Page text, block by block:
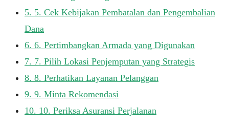
5. 5. Cek Kebijakan Pembatalan dan Pengembalian
Dana
6. 6. Pertimbangkan Armada yang Digunakan
7. 7. Pilih Lokasi Penjemputan yang Strategis
8. 8. Perhatikan Layanan Pelanggan
9. 9. Minta Rekomendasi
10. 10. Periksa Asuransi Perjalanan